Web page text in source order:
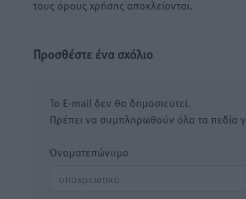
τους όρους χρήσης αποκλείονται.
Προσθέστε ένα σχόλιο
Το E-mail δεν θα δημοσιευτεί.
Πρέπει να συμπληρωθούν όλα τα πεδία
Όνοματεπώνυμο